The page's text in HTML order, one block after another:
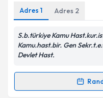
Kişisel
Metni'ni okudum
Adres 1 Adres 2
S.b.türkiye Kamu
Kamu.hast.bir. Gen
Devlet Hast.
Randevu Takvimi